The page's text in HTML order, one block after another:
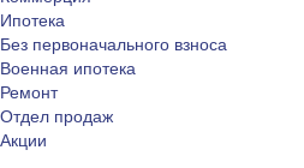
Ипотека
Без первоначального взноса
Военная ипотека
Ремонт
Отдел продаж
Акции